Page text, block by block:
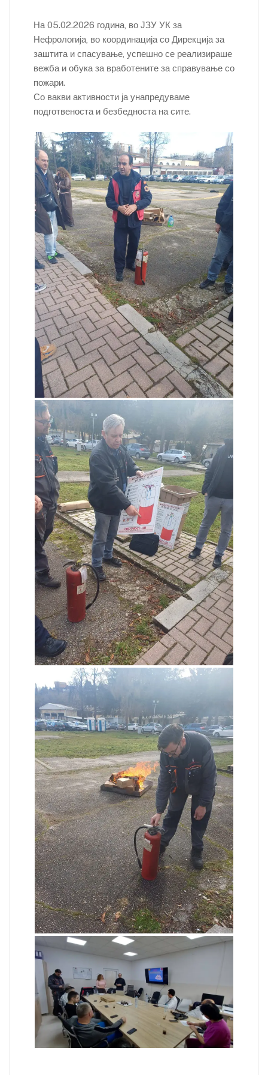
ai
l
e
b
o
k
er e
dI
n
e
st
s
A
p
Li
n
tF
ri
e
n
dl
ar
e
На 05.02.2026 година, во ЈЗУ УК за
Нефрологија, во координација со Дирекција за
заштита и спасување, успешно се реализираше
вежба и обука за вработените за справување со
пожари.
Со вакви активности ја унапредуваме
подготвеноста и безбедноста на сите.